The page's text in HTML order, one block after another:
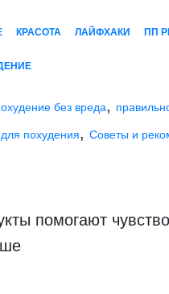
КРАСОТА ЛАЙФХАКИ ПП
без вреда,
похудения, Советы и